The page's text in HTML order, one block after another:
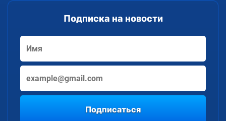
Подписка на новости
Подписаться